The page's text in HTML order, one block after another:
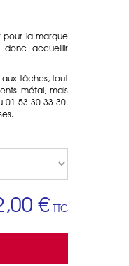
pour la marque
accueillir
tâches, tout
métal, mais
01 53 30 33 30.
€ TTC